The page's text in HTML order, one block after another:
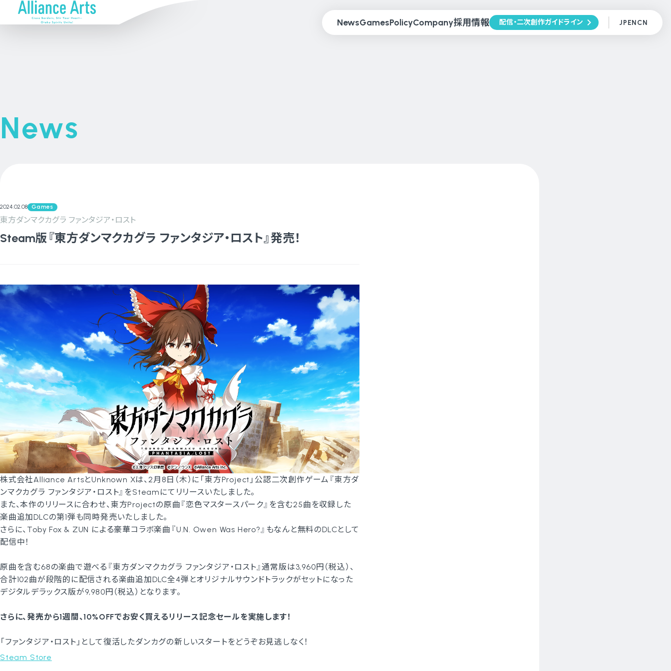
NewsGamesPolicyCompany採用情報 配信・二次創作ガイドライン JPENCN
News
2024.02.08 Games
東方ダンマクカグラ ファンタジア・ロスト
Steam版『東方ダンマクカグラ ファンタジア・ロスト』発売！
株式会社Alliance ArtsとUnknown Xは、2月8日（木）に「東方Project」公認二次創作ゲーム『東方ダ
ンマクカグラ ファンタジア・ロスト』をSteamにてリリースいたしました。
また、本作のリリースに合わせ、東方Projectの原曲『恋色マスタースパーク』を含む25曲を収録した
楽曲追加DLCの第1弾も同時発売いたしました。
さらに、Toby Fox & ZUN による豪華コラボ楽曲『U.N. Owen Was Hero?』もなんと無料のDLCとして
配信中！
原曲を含む68の楽曲で遊べる『東方ダンマクカグラ ファンタジア・ロスト』通常版は3,960円（税込）、
合計102曲が段階的に配信される楽曲追加DLC全4弾とオリジナルサウンドトラックがセットになった
デジタルデラックス版が9,980円（税込）となります。
さらに、発売から1週間、10%OFFでお安く買えるリリース記念セールを実施します！
「ファンタジア・ロスト」として復活したダンカグの新しいスタートをどうぞお見逃しなく！
Steam Store